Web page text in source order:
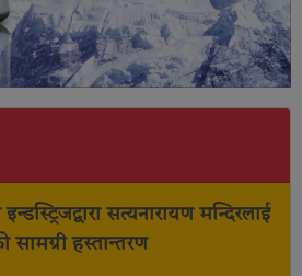
सत्यनारायण मन्दिरलाई
सामग्री हस्तान्तरण